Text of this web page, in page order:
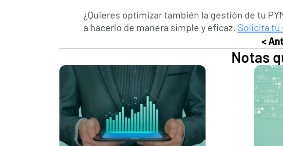
¿Quieres optimizar también la gestión de tu
a hacerlo de manera simple y eficaz. Solicita tu
<
Notas